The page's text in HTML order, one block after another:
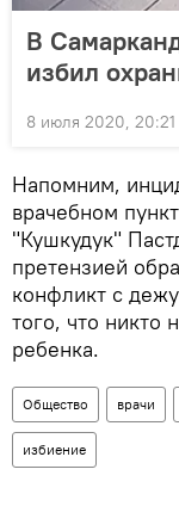
В
избил
8 июля 2020, 20:21
Напомним,
врачебном
"Кушкудук"
претензией
конфликт с
того, что никто
ребенка.
Общество врачи
избиение